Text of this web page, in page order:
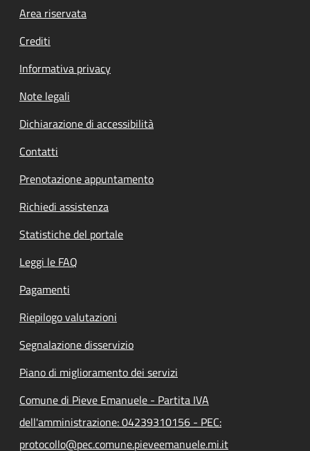
Footer menu
Area riservata
Crediti
Informativa privacy
Note legali
Dichiarazione di accessibilità
Contatti
Prenotazione appuntamento
Richiedi assistenza
Statistiche del portale
Leggi le FAQ
Pagamenti
Riepilogo valutazioni
Segnalazione disservizio
Piano di miglioramento dei servizi
Comune di Pieve Emanuele - Partita IVA
dell'amministrazione: 04239310156 - PEC:
protocollo@pec.comune.pieveemanuele.mi.it